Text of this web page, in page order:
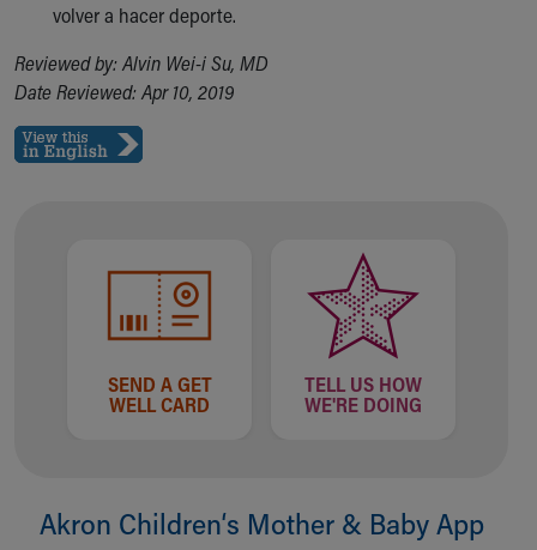
volver a hacer deporte.
Reviewed by: Alvin Wei-i Su, MD
Date Reviewed: Apr 10, 2019
SEND A GET
WELL CARD
TELL US HOW
WE'RE DOING
Akron Children‘s Mother & Baby App